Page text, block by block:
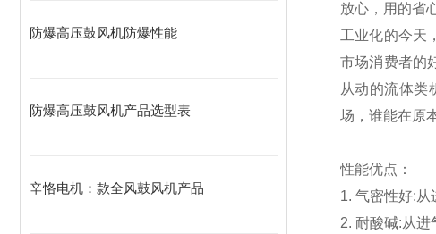
防爆高压鼓风机防爆性能
防爆高压鼓风机产品选型表
辛恪电机：款全风鼓风机产品
放心，用的省
工业化的今天
市场消费者的
从动的流体类
场，谁能在原
性能优点：
1. 气密性好:
2. 耐酸碱:从